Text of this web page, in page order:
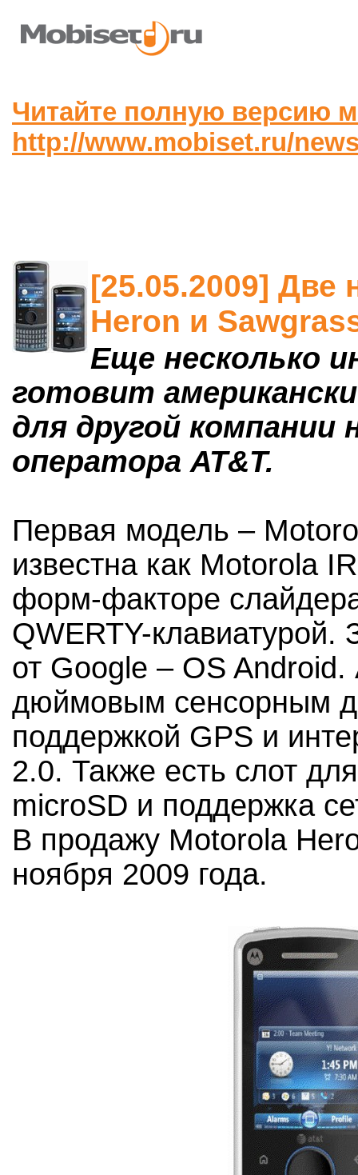
Читайте полную версию
http://www.mobiset.ru/
[25.05.2009] Две
Heron и
Еще несколько
готовит
для другой компании
оператора AT&T.
Первая модель –
известна как Motorola
форм-факторе
QWERTY-клавиатурой.
от Google – OS
дюймовым сенсорным
поддержкой GPS и
2.0. Также есть слот
microSD и поддержка
В продажу Motorola
ноября 2009 года.